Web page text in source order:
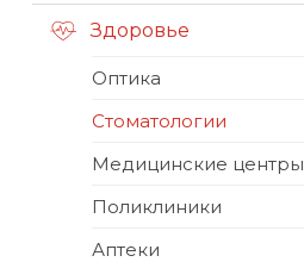
Здоровье
Оптика
Стоматологии
Медицинские центры
Поликлиники
Аптеки